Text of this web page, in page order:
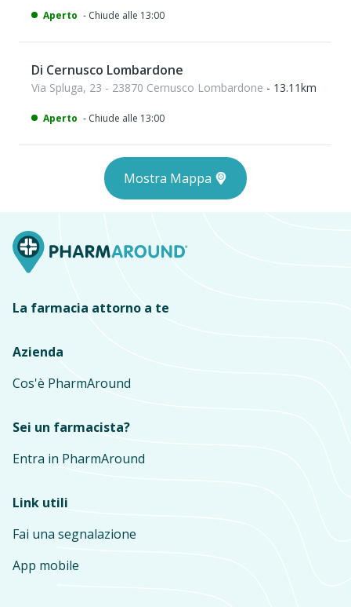
Aperto - Chiude alle 13:00
Di Cernusco Lombardone
Via Spluga, 23 - 23870 Cernusco Lombardone - 13.11km
Aperto - Chiude alle 13:00
Mostra Mappa
La farmacia attorno a te
Azienda
Cos'è PharmAround
Sei un farmacista?
Entra in PharmAround
Link utili
Fai una segnalazione
App mobile